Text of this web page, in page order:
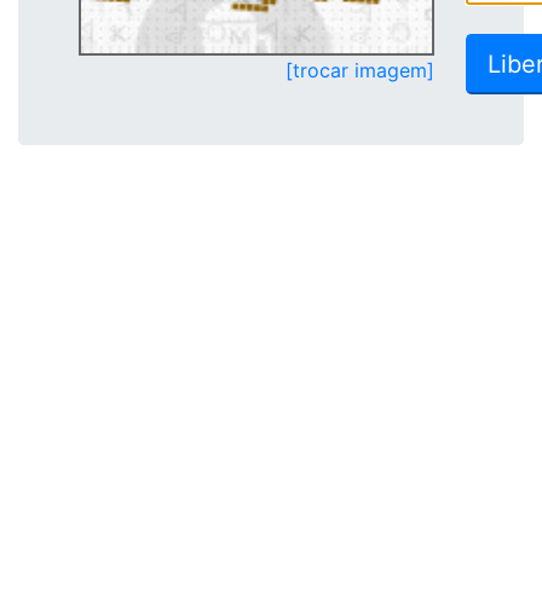
[trocar imagem]